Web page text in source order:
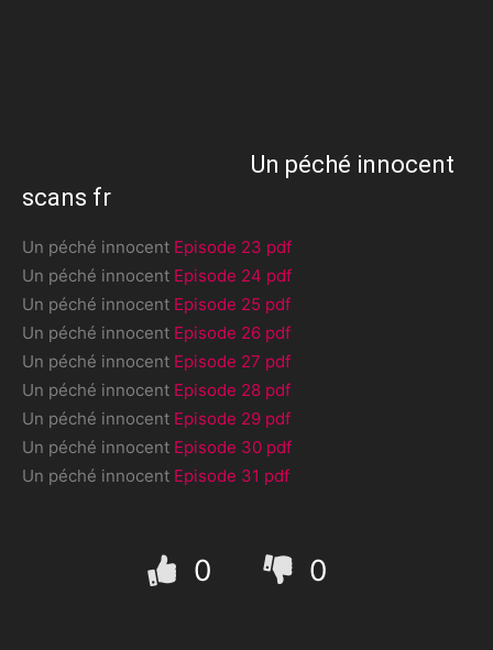
Un péché innocent
scans fr
Un péché innocent Episode 23 pdf
Un péché innocent Episode 24 pdf
Un péché innocent Episode 25 pdf
Un péché innocent Episode 26 pdf
Un péché innocent Episode 27 pdf
Un péché innocent Episode 28 pdf
Un péché innocent Episode 29 pdf
Un péché innocent Episode 30 pdf
Un péché innocent Episode 31 pdf
0 0